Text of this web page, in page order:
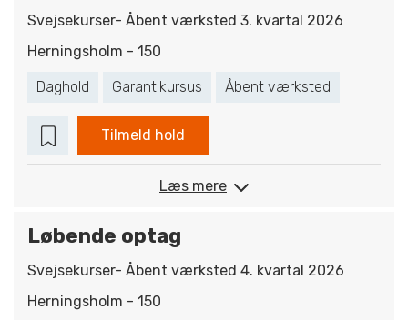
Svejsekurser- Åbent værksted 3. kvartal 2026
Herningsholm - 150
Daghold Garantikursus Åbent værksted
Tilmeld hold
Læs mere
Løbende optag
Svejsekurser- Åbent værksted 4. kvartal 2026
Herningsholm - 150